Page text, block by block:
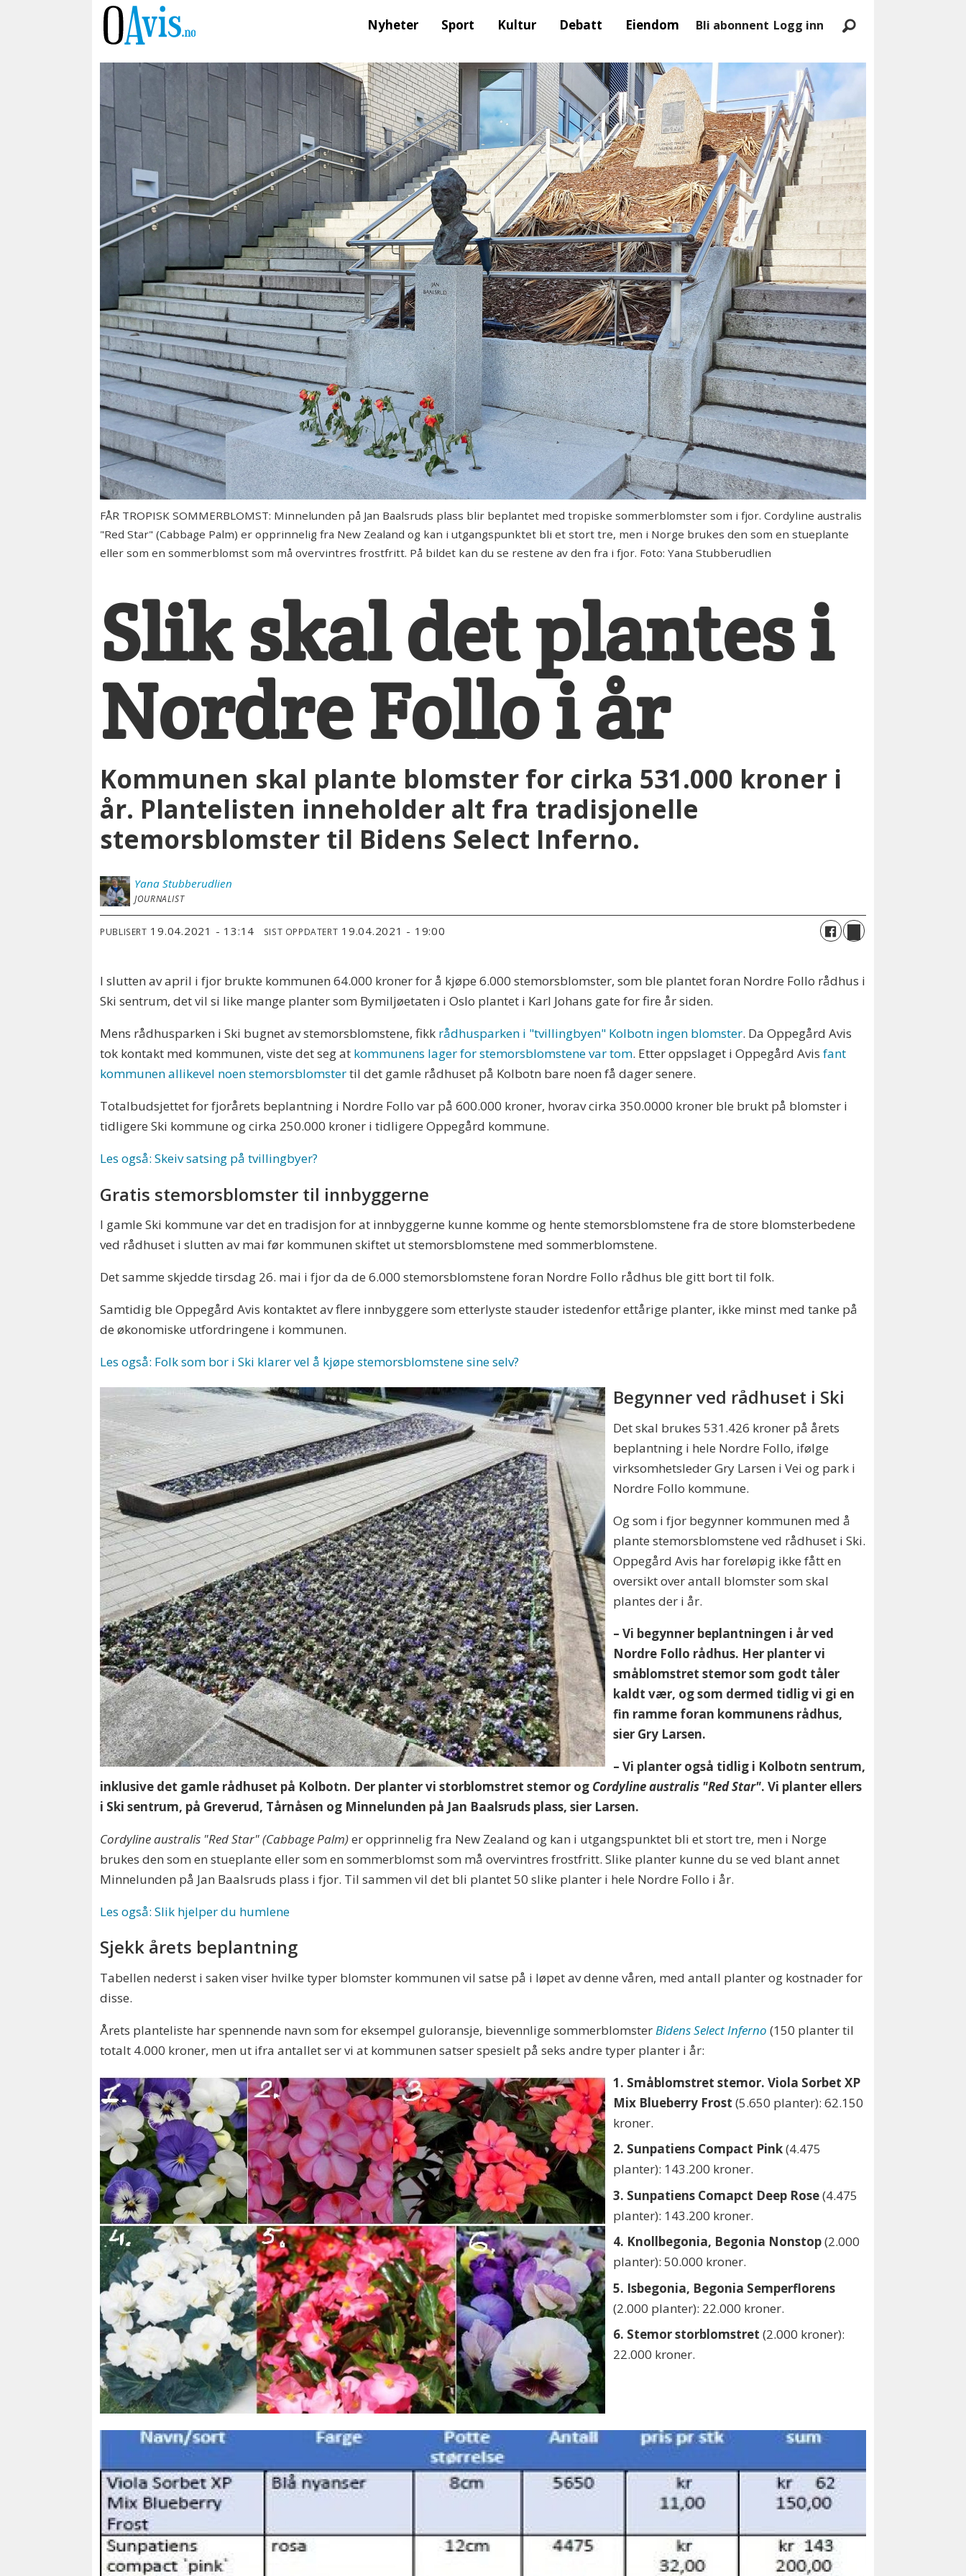
Nyheter Sport Kultur Debatt Eiendom Bli abonnent Logg inn
FÅR TROPISK SOMMERBLOMST: Minnelunden på Jan Baalsruds plass blir beplantet med tropiske sommerblomster som i fjor. Cordyline australis
"Red Star" (Cabbage Palm) er opprinnelig fra New Zealand og kan i utgangspunktet bli et stort tre, men i Norge brukes den som en stueplante
eller som en sommerblomst som må overvintres frostfritt. På bildet kan du se restene av den fra i fjor. Foto: Yana Stubberudlien
Slik skal det plantes i
Nordre Follo i år
Kommunen skal plante blomster for cirka 531.000 kroner i
år. Plantelisten inneholder alt fra tradisjonelle
stemorsblomster til Bidens Select Inferno.
Yana Stubberudlien
JOURNALIST
PUBLISERT 19.04.2021 - 13:14 SIST OPPDATERT 19.04.2021 - 19:00
I slutten av april i fjor brukte kommunen 64.000 kroner for å kjøpe 6.000 stemorsblomster, som ble plantet foran Nordre Follo rådhus i
Ski sentrum, det vil si like mange planter som Bymiljøetaten i Oslo plantet i Karl Johans gate for fire år siden.
Mens rådhusparken i Ski bugnet av stemorsblomstene, fikk rådhusparken i "tvillingbyen" Kolbotn ingen blomster. Da Oppegård Avis
tok kontakt med kommunen, viste det seg at kommunens lager for stemorsblomstene var tom. Etter oppslaget i Oppegård Avisfant
kommunen allikevel noen stemorsblomstertil det gamle rådhuset på Kolbotn bare noen få dager senere.
Totalbudsjettet for fjorårets beplantning i Nordre Follo var på 600.000 kroner, hvorav cirka 350.0000 kroner ble brukt på blomster i
tidligere Ski kommune og cirka 250.000 kroner i tidligere Oppegård kommune.
Les også: Skeiv satsing på tvillingbyer?
Gratis stemorsblomster til innbyggerne
I gamle Ski kommune var det en tradisjon for at innbyggerne kunne komme og hente stemorsblomstene fra de store blomsterbedene
ved rådhuset i slutten av mai før kommunen skiftet ut stemorsblomstene med sommerblomstene.
Det samme skjedde tirsdag 26. mai i fjor da de 6.000 stemorsblomstene foran Nordre Follo rådhus ble gitt bort til folk.
Samtidig ble Oppegård Avis kontaktet av flere innbyggere som etterlyste stauder istedenfor ettårige planter, ikke minst med tanke på
de økonomiske utfordringene i kommunen.
Les også: Folk som bor i Ski klarer vel å kjøpe stemorsblomstene sine selv?
Begynner ved rådhuset i Ski
Det skal brukes 531.426 kroner på årets
beplantning i hele Nordre Follo, ifølge
virksomhetsleder Gry Larsen i Vei og park i
Nordre Follo kommune.
Og som i fjor begynner kommunen med å
plante stemorsblomstene ved rådhuset i Ski.
Oppegård Avis har foreløpig ikke fått en
oversikt over antall blomster som skal
plantes der i år.
– Vi begynner beplantningen i år ved
Nordre Follo rådhus. Her planter vi
småblomstret stemor som godt tåler
kaldt vær, og som dermed tidlig vi gi en
fin ramme foran kommunens rådhus,
sier Gry Larsen.
– Vi planter også tidlig i Kolbotn sentrum,
inklusive det gamle rådhuset på Kolbotn. Der planter vi storblomstret stemor og Cordyline australis "Red Star". Vi planter ellers
i Ski sentrum, på Greverud, Tårnåsen og Minnelunden på Jan Baalsruds plass, sier Larsen.
Cordyline australis "Red Star" (Cabbage Palm)er opprinnelig fra New Zealand og kan i utgangspunktet bli et stort tre, men i Norge
brukes den som en stueplante eller som en sommerblomst som må overvintres frostfritt. Slike planter kunne du se ved blant annet
Minnelunden på Jan Baalsruds plass i fjor. Til sammen vil det bli plantet 50 slike planter i hele Nordre Follo i år.
Les også: Slik hjelper du humlene
Sjekk årets beplantning
Tabellen nederst i saken viser hvilke typer blomster kommunen vil satse på i løpet av denne våren, med antall planter og kostnader for
disse.
Årets planteliste har spennende navn som for eksempel guloransje, bievennlige sommerblomsterBidens Select Inferno (150 planter til
totalt 4.000 kroner, men ut ifra antallet ser vi at kommunen satser spesielt på seks andre typer planter i år:
1. Småblomstret stemor. Viola Sorbet XP
Mix Blueberry Frost (5.650 planter): 62.150
kroner.
2. Sunpatiens Compact Pink(4.475
planter): 143.200 kroner.
3. Sunpatiens Comapct Deep Rose(4.475
planter): 143.200 kroner.
4. Knollbegonia, Begonia Nonstop(2.000
planter): 50.000 kroner.
5. Isbegonia, Begonia Semperflorens
(2.000 planter): 22.000 kroner.
6. Stemor storblomstret (2.000 kroner):
22.000 kroner.